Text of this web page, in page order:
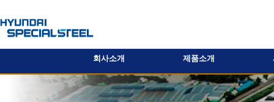
회사소개 제품소개